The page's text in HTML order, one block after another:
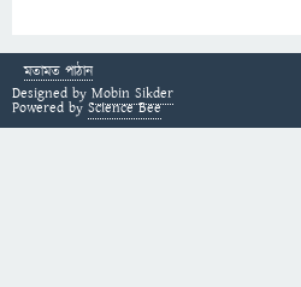
মতামত পাঠান
Designed by Mobin Sikder
Powered by Science Bee